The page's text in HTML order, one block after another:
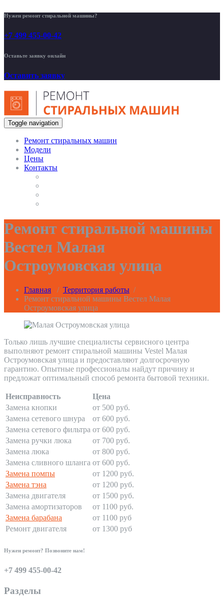
Нужен ремонт стиральной машины?
+7 499 455-00-42
Оставьте заявку онлайн
Оставить заявку
Toggle navigation
Ремонт стиральных машин
Модели
Цены
Контакты
Ремонт стиральной машины
Вестел Малая
Остроумовская улица
Главная / Территория работы /
Ремонт стиральной машины Вестел Малая
Остроумовская улица
Только лишь лучшие специалисты сервисного центра
выполняют ремонт стиральной машины Vestel Малая
Остроумовская улица и предоставляют долгосрочную
гарантию. Опытные профессионалы найдут причину и
предложат оптимальный способ ремонта бытовой техники.
Неисправность
Цена
Замена кнопки
от 500 руб.
Замена сетевого шнура
от 600 руб.
Замена сетевого фильтра от 600 руб.
Замена ручки люка
от 700 руб.
Замена люка
от 800 руб.
Замена сливного шланга от 600 руб.
Замена помпы
от 1200 руб.
Замена тэна
от 1200 руб.
Замена двигателя
от 1500 руб.
Замена амортизаторов
от 1100 руб.
Замена барабана
от 1100 руб
Ремонт двигателя
от 1300 руб
Нужен ремонт? Позвоните нам!
+7 499 455-00-42
Разделы